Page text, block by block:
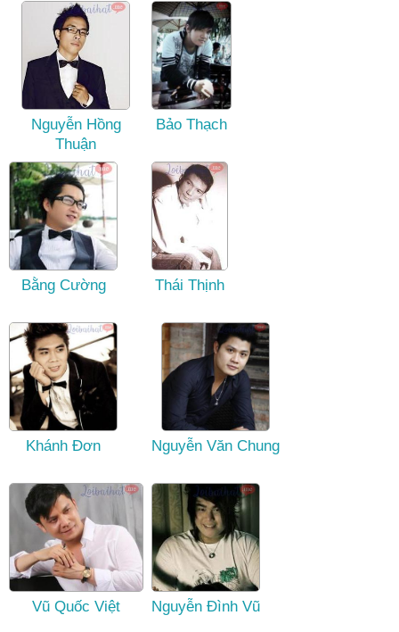
Nguyễn Hồng
Thuận
Bảo Thạch
Bằng Cường Thái Thịnh
Khánh Đơn Nguyễn Văn Chung
Vũ Quốc Việt Nguyễn Đình Vũ